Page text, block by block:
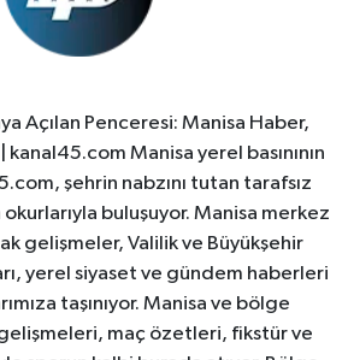
Açılan Penceresi: Manisa Haber,
kanal45.com Manisa yerel basınının
şehrin nabzını tutan tarafsız
okurlarıyla buluşuyor. Manisa merkez
gelişmeler, Valilik ve Büyükşehir
yerel siyaset ve gündem haberleri
taşınıyor. Manisa ve bölge
maç özetleri, fikstür ve